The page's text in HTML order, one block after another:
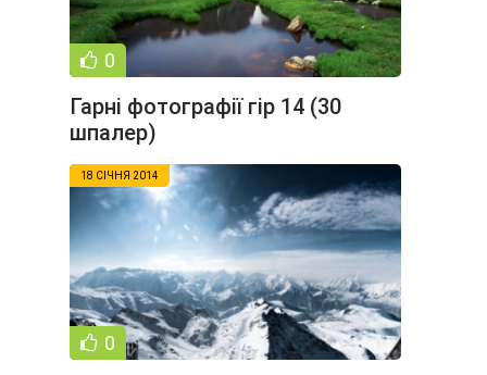
0
Гарні фотографії гір 14 (30
шпалер)
18 СІЧНЯ 2014
0